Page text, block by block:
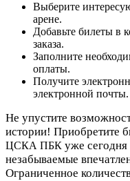
Выберите
арене.
Добавьте билеты в
заказа.
Заполните
оплаты.
Получите
электронной почты.
Не упустите
истории! Приобретите
ЦСКА ПБК уже
незабываемые
Ограниченное